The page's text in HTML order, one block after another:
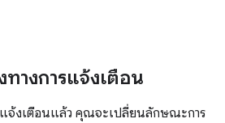
ทางการแจ้งเตือน
แจ้งเตือนแล้ว คุณจะเปลี่ยนลักษณะการ